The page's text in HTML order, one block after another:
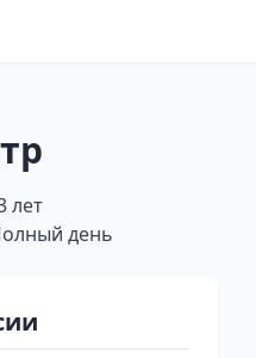
лет
день